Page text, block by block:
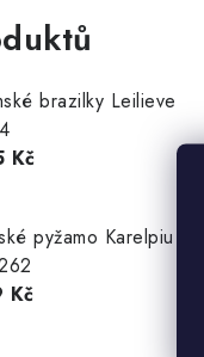
brazilky Leilieve
Kč
pyžamo Karelpiu
Kč